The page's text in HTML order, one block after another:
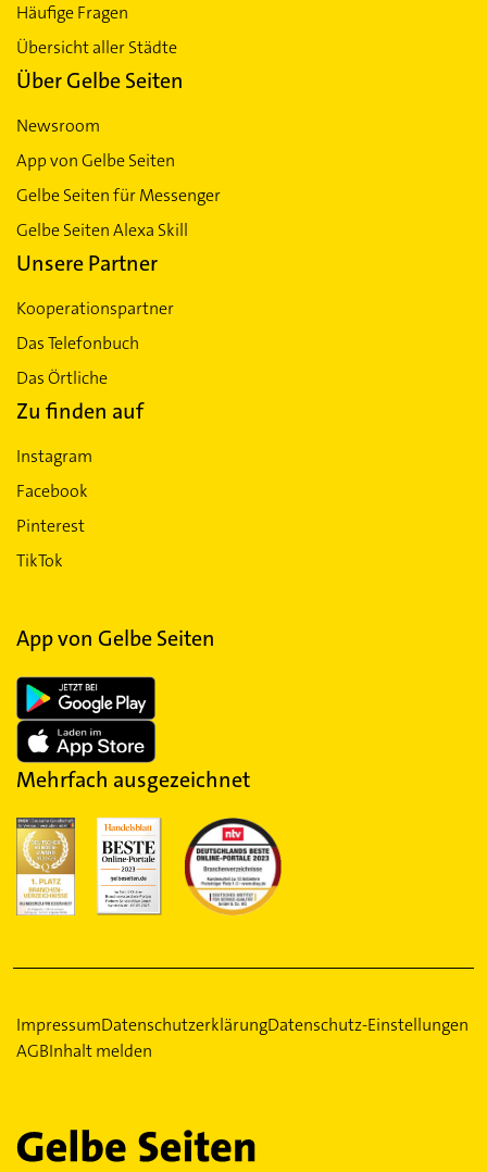
Häufige Fragen
Übersicht aller Städte
Über Gelbe Seiten
Newsroom
App von Gelbe Seiten
Gelbe Seiten für Messenger
Gelbe Seiten Alexa Skill
Unsere Partner
Kooperationspartner
Das Telefonbuch
Das Örtliche
Zu finden auf
Instagram
Facebook
Pinterest
TikTok
App von Gelbe Seiten
Mehrfach ausgezeichnet
ImpressumDatenschutzerklärungDatenschutz-Einstellungen
AGBInhalt melden